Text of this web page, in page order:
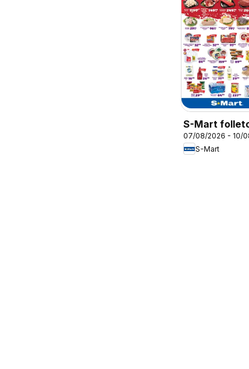
S-Mart
07/08/2026 - 10/
S-Mart